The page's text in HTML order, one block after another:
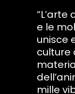
e le
unisce
culture
mille